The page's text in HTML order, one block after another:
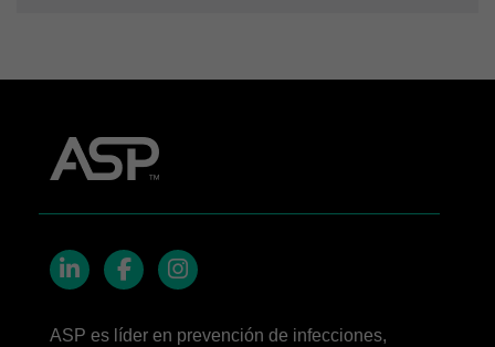
ASP es líder en prevención de infecciones,